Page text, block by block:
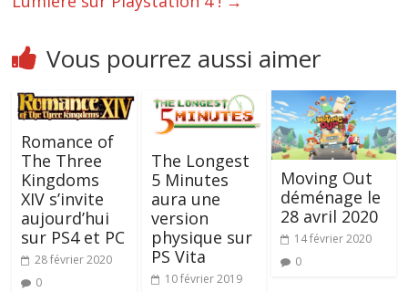
Vous pourrez aussi aimer
Romance of
The Three
Kingdoms
XIV s’invite
aujourd’hui
sur PS4 et PC
28 février 2020
0
The Longest
5 Minutes
aura une
version
physique sur
PS Vita
10 février 2019
Moving Out
déménage le
28 avril 2020
14 février 2020
0